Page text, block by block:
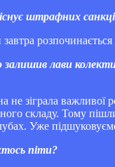
штрафних
розпочинається
лави
зіграла важливої
складу. Тому
Уже
піти?